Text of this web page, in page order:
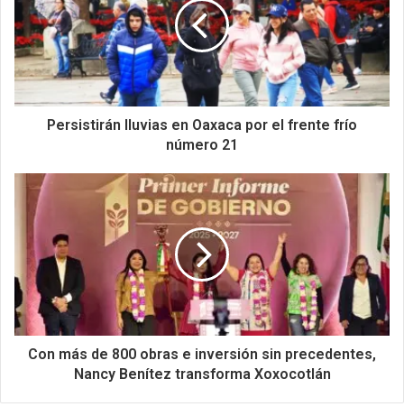
Persistirán lluvias en Oaxaca por el frente frío
número 21
Con más de 800 obras e inversión sin precedentes,
Nancy Benítez transforma Xoxocotlán